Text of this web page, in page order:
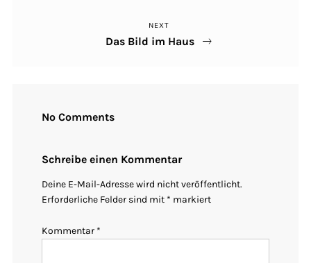
Next
Post
NEXT
Das Bild im Haus
No Comments
Schreibe einen Kommentar
Deine E-Mail-Adresse wird nicht veröffentlicht.
Erforderliche Felder sind mit * markiert
Kommentar *